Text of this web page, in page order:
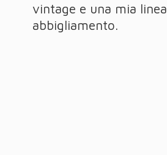
vintage e una mia linea
abbigliamento.